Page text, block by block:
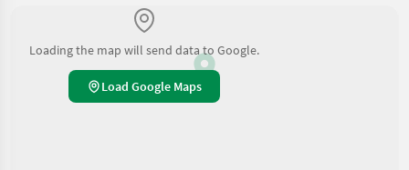
Loading the map will send data to Google.
Load Google Maps